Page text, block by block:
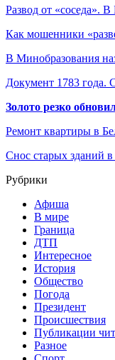
Развод от «соседа».
Как мошенники
В Минобразования
Документ 1783 года.
Золото резко
Ремонт квартиры в
Снос старых зданий
Рубрики
Афиша
В мире
Граница
ДТП
Интересное
История
Общество
Погода
Президент
Происшествия
Публикации
Разное